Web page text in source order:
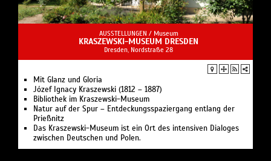
AUSSTELLUNGEN / Museum
KRASZEWSKI-MUSEUM DRESDEN
Dresden, Nordstraße 28
Mit Glanz und Gloria
Józef Ignacy Kraszewski (1812 – 1887)
Bibliothek im Kraszewski-Museum
Natur auf der Spur – Entdeckungsspaziergang entlang der
Prießnitz
Das Kraszewski-Museum ist ein Ort des intensiven Dialoges
zwischen Deutschen und Polen.